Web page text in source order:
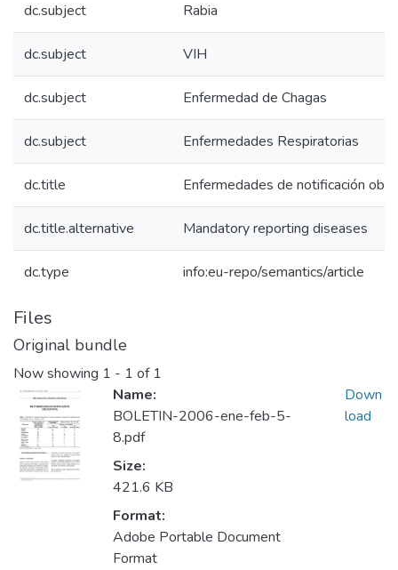
dc.subject Rabia
dc.subject VIH
dc.subject Enfermedad de Chagas
dc.subject Enfermedades Respiratorias
dc.title Enfermedades de notificación
dc.title.alternative Mandatory reporting diseases
dc.type info:eu-repo/semantics/article
Files
Original bundle
Now showing 1 - 1 of 1
Name:
BOLETIN-2006-ene-feb-5-
8.pdf
Size:
421.6 KB
Format:
Adobe Portable Document
Format
Down
load